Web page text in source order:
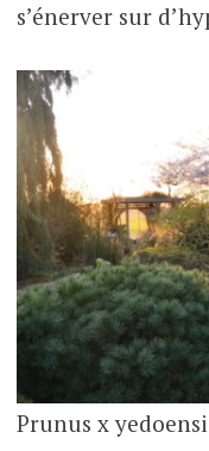
s’énerver sur
Prunus x